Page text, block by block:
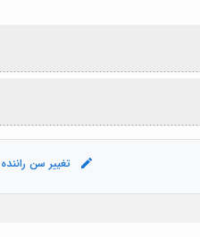
تغییر سن راننده